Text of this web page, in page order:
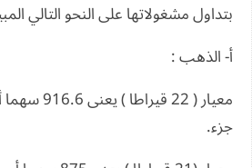
بتداول مشغولاتها على النحو التالي
أ- الذهب :
جزء.